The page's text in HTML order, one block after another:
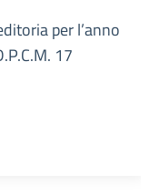
per l’anno
17